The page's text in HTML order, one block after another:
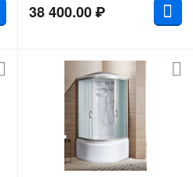
38 400.00₽